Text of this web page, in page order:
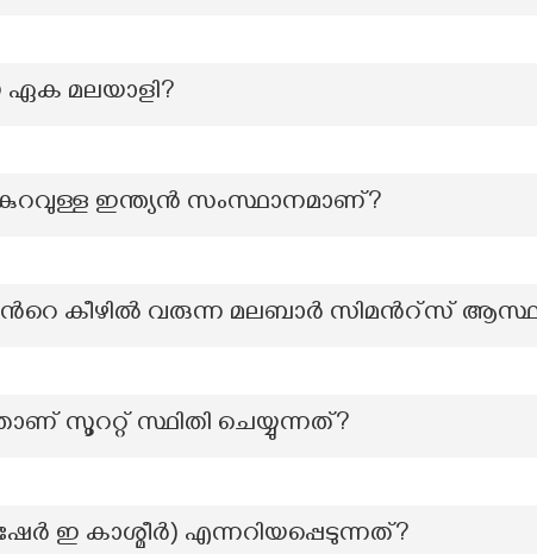
മലയാളി?
കുറവുള്ള ഇന്ത്യൻ സംസ്ഥാനമാണ്?
കീഴിൽ വരുന്ന മലബാർ സിമൻറ്സ്
സൂററ്റ് സ്ഥിതി ചെയ്യുന്നത്?
ഇ കാശ്മീർ) എന്നറിയപ്പെടുന്നത്?